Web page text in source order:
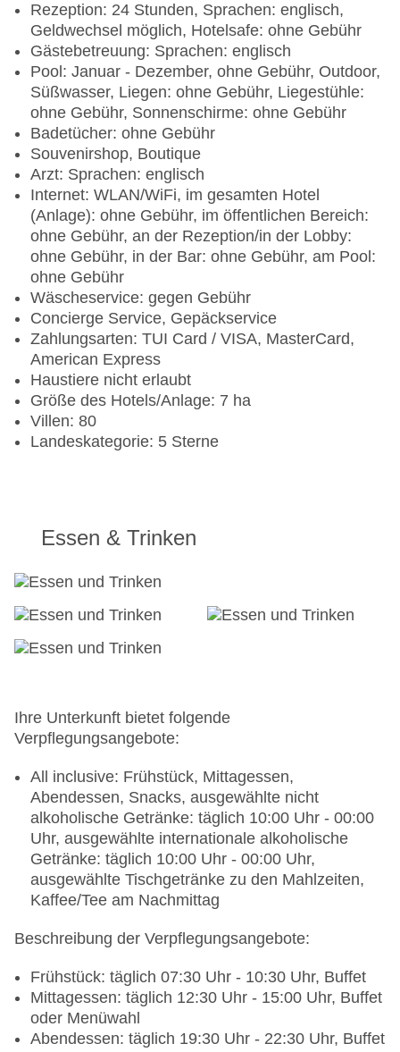
Rezeption: 24 Stunden, Sprachen: englisch,
Geldwechsel möglich, Hotelsafe: ohne Gebühr
Gästebetreuung: Sprachen: englisch
Pool: Januar - Dezember, ohne Gebühr, Outdoor,
Süßwasser, Liegen: ohne Gebühr, Liegestühle:
ohne Gebühr, Sonnenschirme: ohne Gebühr
Badetücher: ohne Gebühr
Souvenirshop, Boutique
Arzt: Sprachen: englisch
Internet: WLAN/WiFi, im gesamten Hotel
(Anlage): ohne Gebühr, im öffentlichen Bereich:
ohne Gebühr, an der Rezeption/in der Lobby:
ohne Gebühr, in der Bar: ohne Gebühr, am Pool:
ohne Gebühr
Wäscheservice: gegen Gebühr
Concierge Service, Gepäckservice
Zahlungsarten: TUI Card / VISA, MasterCard,
American Express
Haustiere nicht erlaubt
Größe des Hotels/Anlage: 7 ha
Villen: 80
Landeskategorie: 5 Sterne
Essen & Trinken
Ihre Unterkunft bietet folgende
Verpflegungsangebote:
All inclusive: Frühstück, Mittagessen,
Abendessen, Snacks, ausgewählte nicht
alkoholische Getränke: täglich 10:00 Uhr - 00:00
Uhr, ausgewählte internationale alkoholische
Getränke: täglich 10:00 Uhr - 00:00 Uhr,
ausgewählte Tischgetränke zu den Mahlzeiten,
Kaffee/Tee am Nachmittag
Beschreibung der Verpflegungsangebote:
Frühstück: täglich 07:30 Uhr - 10:30 Uhr, Buffet
Mittagessen: täglich 12:30 Uhr - 15:00 Uhr, Buffet
oder Menüwahl
Abendessen: täglich 19:30 Uhr - 22:30 Uhr, Buffet